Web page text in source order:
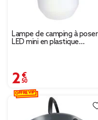
Lampe de camping à poser
LED mini en plastique
2,50 €
OFFRE VIP